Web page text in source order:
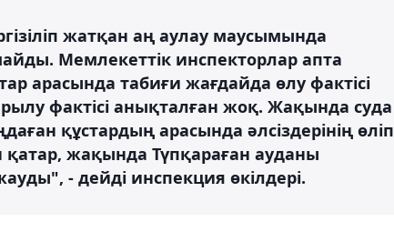
жатқан аң аулау маусымында
Мемлекеттік инспекторлар апта
арасында табиғи жағдайда өлу фактісі
фактісі анықталған жоқ. Жақында суда
құстардың арасында әлсіздерінің өліп
жақында Түпқараған ауданы
- дейді инспекция өкілдері.